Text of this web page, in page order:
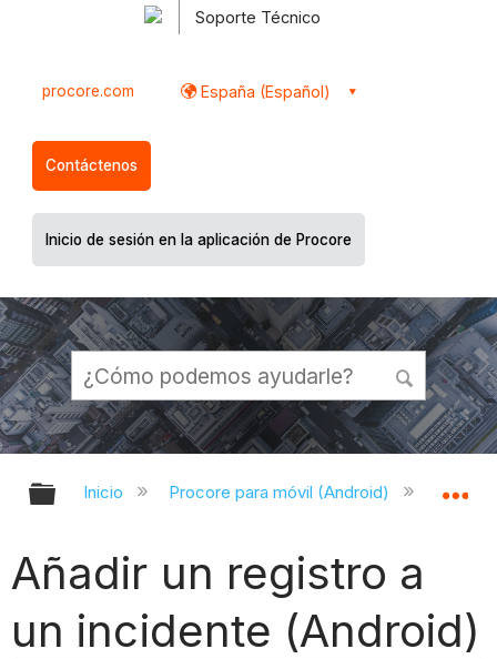
Soporte Técnico
procore.com España (Español)
Contáctenos
Inicio de sesión en la aplicación de Procore
Expandir/contraer jerarquía global
Inicio Procore para móvil (Android)
Añadir un registro a
un incidente (Android)